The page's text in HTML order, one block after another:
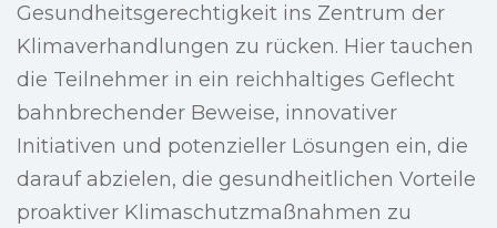
Gesundheitsgerechtigkeit ins Zentrum der
Klimaverhandlungen zu rücken. Hier tauchen
die Teilnehmer in ein reichhaltiges Geflecht
bahnbrechender Beweise, innovativer
Initiativen und potenzieller Lösungen ein, die
darauf abzielen, die gesundheitlichen Vorteile
proaktiver Klimaschutzmaßnahmen zu